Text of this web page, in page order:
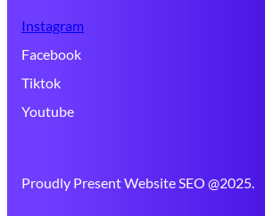
Instagram
Facebook
Tiktok
Youtube
Proudly Present Website SEO @2025.